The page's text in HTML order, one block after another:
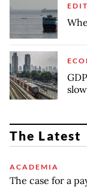
The Latest
ACADEMIA
The case for a